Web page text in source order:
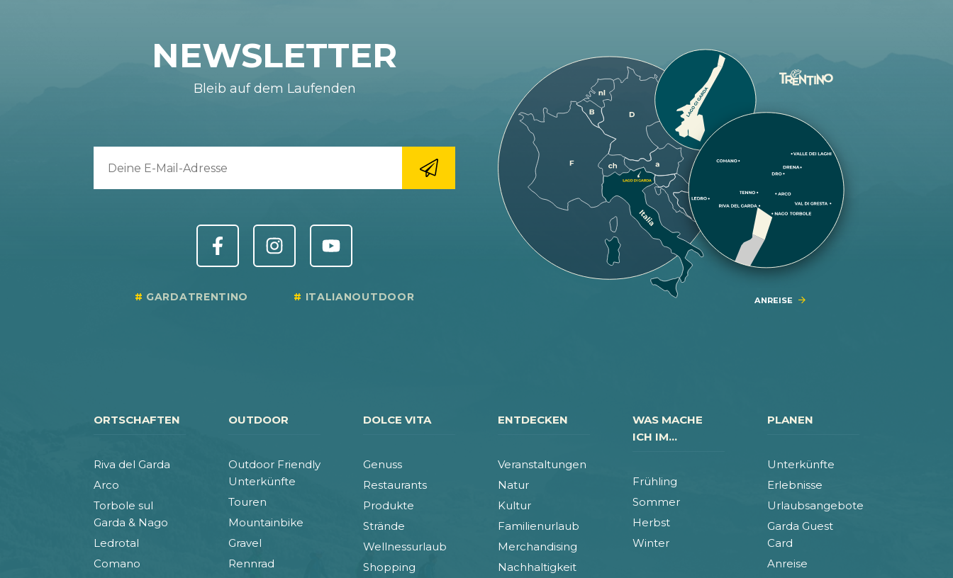
ANREISE
NEWSLETTER
Bleib auf dem Laufenden
GARDATRENTINO ITALIANOUTDOOR
ORTSCHAFTEN
Riva del Garda
Arco
Torbole sul
Garda & Nago
Ledrotal
Comano
OUTDOOR
Outdoor Friendly
Unterkünfte
Touren
Mountainbike
Gravel
Rennrad
DOLCE VITA
Genuss
Restaurants
Produkte
Strände
Wellnessurlaub
Shopping
ENTDECKEN
Veranstaltungen
Natur
Kultur
Familienurlaub
Merchandising
Nachhaltigkeit
WAS MACHE
ICH IM...
Frühling
Sommer
Herbst
Winter
PLANEN
Unterkünfte
Erlebnisse
Urlaubsangebote
Garda Guest
Card
Anreise